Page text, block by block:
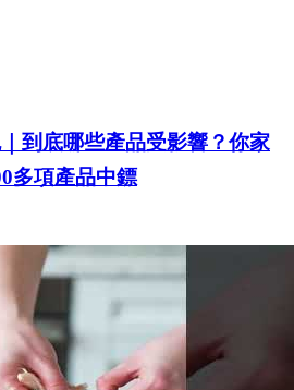
到底哪些產品受影響？你家
多項產品中鏢